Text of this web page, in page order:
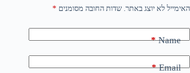
האימייל לא יוצג באתר. שדות החובה מסומנים *
Name
*
Email
*